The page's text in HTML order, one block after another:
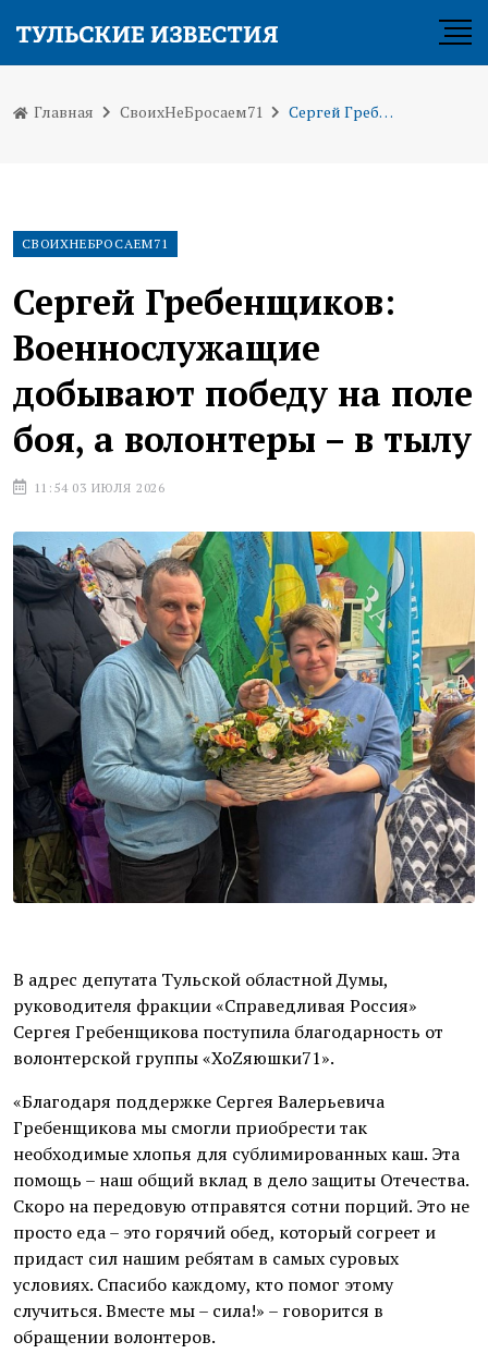
Главная СвоихНеБросаем71 Сергей Гребенщиков: Военнослужащие добывают победу на поле боя, а волонтеры – в тылу
СВОИХНЕБРОСАЕМ71
Сергей Гребенщиков:
Военнослужащие
добывают победу на поле
боя, а волонтеры – в тылу
11:54 03 ИЮЛЯ 2026
В адрес депутата Тульской областной Думы,
руководителя фракции «Справедливая Россия»
Сергея Гребенщикова поступила благодарность от
волонтерской группы «ХоZяюшки71».
«Благодаря поддержке Сергея Валерьевича
Гребенщикова мы смогли приобрести так
необходимые хлопья для сублимированных каш. Эта
помощь – наш общий вклад в дело защиты Отечества.
Скоро на передовую отправятся сотни порций. Это не
просто еда – это горячий обед, который согреет и
придаст сил нашим ребятам в самых суровых
условиях. Спасибо каждому, кто помог этому
случиться. Вместе мы – сила!» – говорится в
обращении волонтеров.